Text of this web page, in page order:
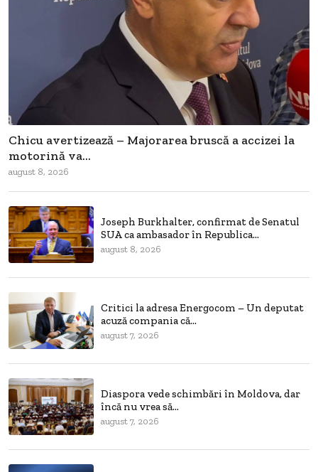
Chicu avertizează – Majorarea bruscă a accizei la
motorină va...
august 8, 2026
Joseph Burkhalter, confirmat de Senatul
SUA ca ambasador în Republica...
august 8, 2026
Critici la adresa Energocom – Un deputat
acuză compania că...
august 7, 2026
Diaspora vede schimbări în Moldova, dar
încă nu vrea să...
august 7, 2026